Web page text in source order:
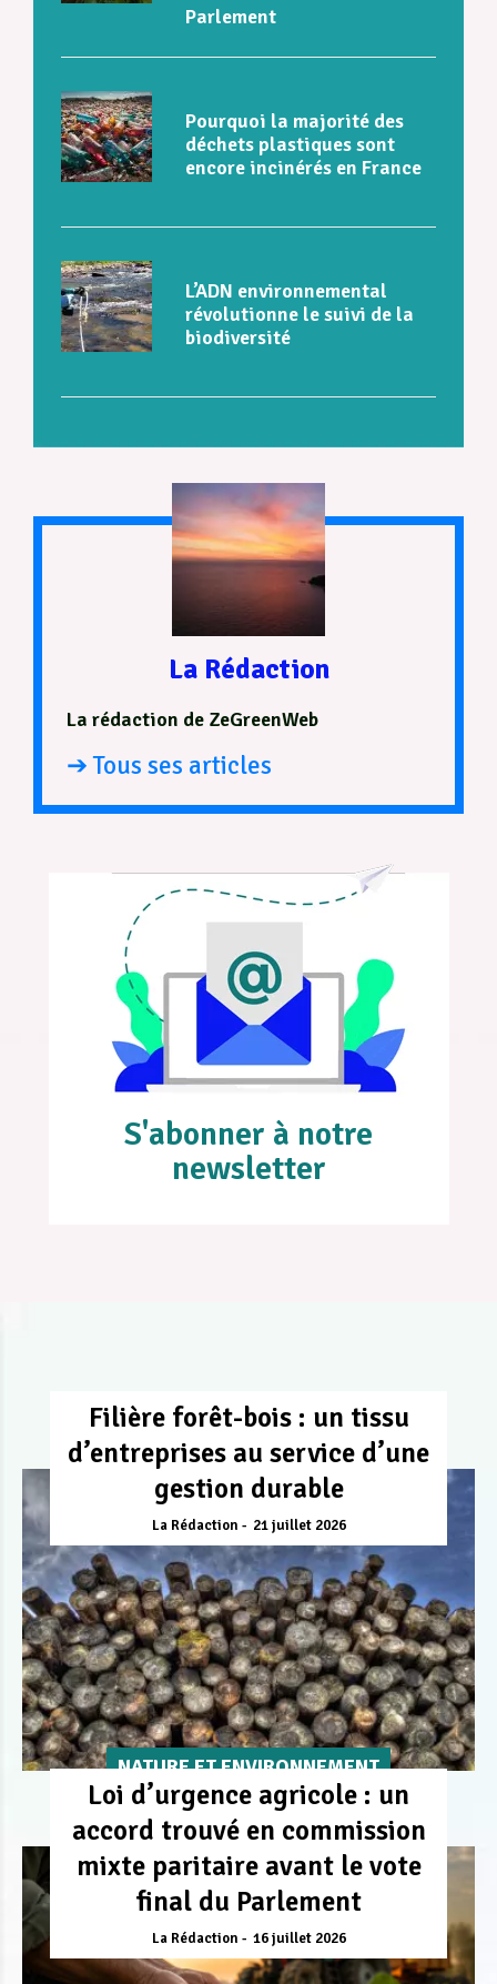
Parlement
Pourquoi la majorité des
déchets plastiques sont
encore incinérés en France
L’ADN environnemental
révolutionne le suivi de la
biodiversité
La Rédaction
La rédaction de ZeGreenWeb
➔ Tous ses articles
S'abonner à notre
newsletter
Filière forêt-bois : un tissu
d’entreprises au service d’une
gestion durable
La Rédaction 21 juillet 2026
NATURE ET ENVIRONNEMENT
Loi d’urgence agricole : un
accord trouvé en commission
mixte paritaire avant le vote
final du Parlement
La Rédaction 16 juillet 2026